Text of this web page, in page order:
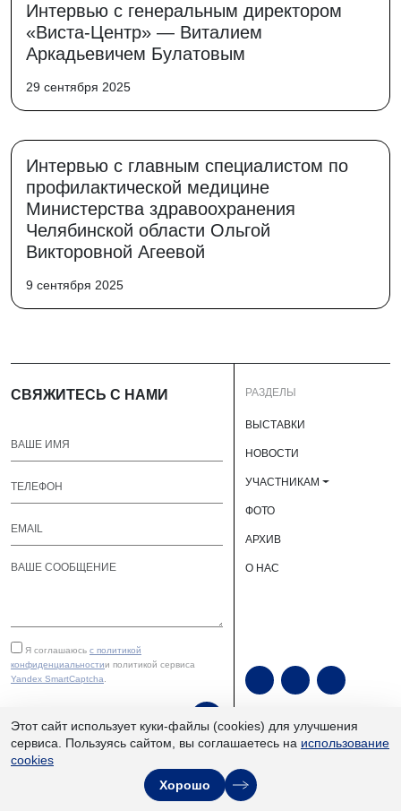
Интервью с генеральным директором
«Виста-Центр» — Виталием
Аркадьевичем Булатовым
29 сентября 2025
Интервью с главным специалистом по
профилактической медицине
Министерства здравоохранения
Челябинской области Ольгой
Викторовной Агеевой
9 сентября 2025
СВЯЖИТЕСЬ С НАМИ
Я соглашаюсь с политикой
конфиденциальностии политикой сервиса
Yandex SmartCaptcha.
РАЗДЕЛЫ
ВЫСТАВКИ
НОВОСТИ
УЧАСТНИКАМ
ФОТО
АРХИВ
О НАС
ЮУКВЦ «Экспочел» | ©
2013–2026
Этот сайт использует куки-файлы (cookies) для улучшения
сервиса. Пользуясь сайтом, вы соглашаетесь на использование
cookies
Хорошо